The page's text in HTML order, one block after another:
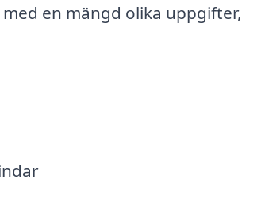
en mängd olika uppgifter,